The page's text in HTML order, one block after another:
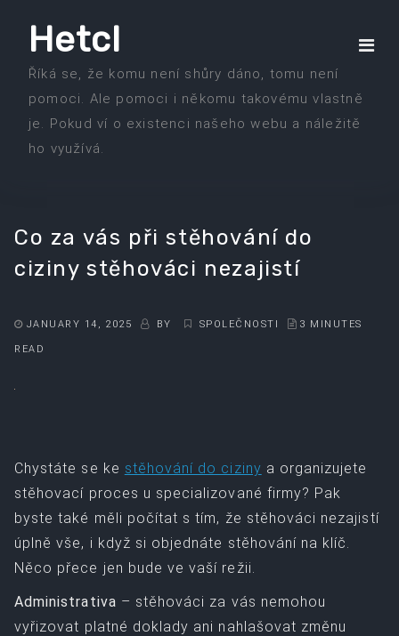
Hetcl
Říká se, že komu není shůry dáno, tomu není
pomoci. Ale pomoci i někomu takovému vlastně
je. Pokud ví o existenci našeho webu a náležitě
ho využívá.
Co za vás při stěhování do
ciziny stěhováci nezajistí
JANUARY 14, 2025 BY SPOLEČNOSTI 3 MINUTES
READ
Chystáte se ke stěhování do ciziny a organizujete
stěhovací proces u specializované firmy? Pak
byste také měli počítat s tím, že stěhováci nezajistí
úplně vše, i když si objednáte stěhování na klíč.
Něco přece jen bude ve vaší režii.
Administrativa – stěhováci za vás nemohou
vyřizovat platné doklady ani nahlašovat změnu